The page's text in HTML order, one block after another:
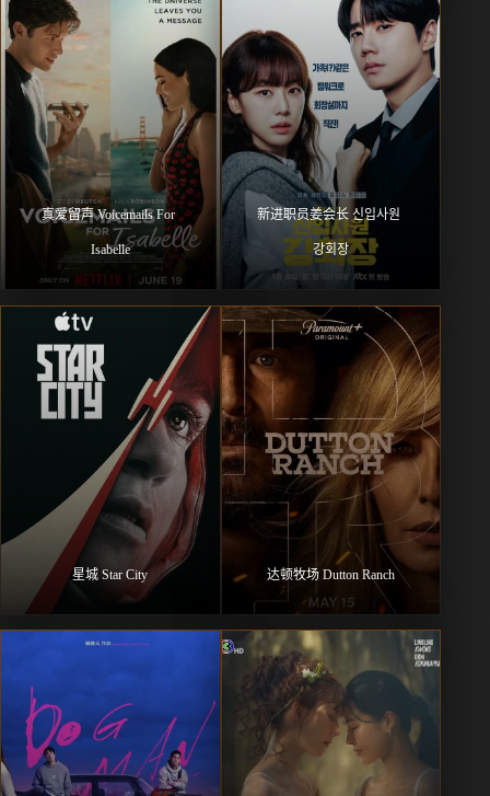
真爱留声 Voicemails For
Isabelle
新进职员姜会长 신입사원
강회장
星城 Star City 达顿牧场 Dutton Ranch